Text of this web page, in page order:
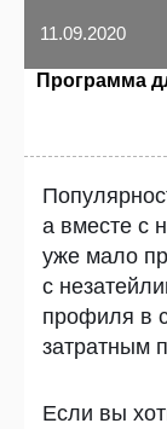
11.09.2020
Программа
а вместе с
уже мало
с
профиля в
затратным
Если вы